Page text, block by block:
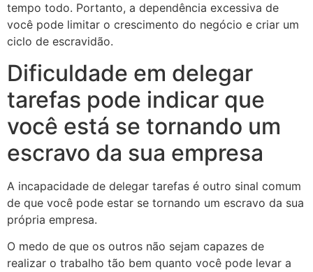
tempo todo. Portanto, a dependência excessiva de
você pode limitar o crescimento do negócio e criar um
ciclo de escravidão.
Dificuldade em delegar
tarefas pode indicar que
você está se tornando um
escravo da sua empresa
A incapacidade de delegar tarefas é outro sinal comum
de que você pode estar se tornando um escravo da sua
própria empresa.
O medo de que os outros não sejam capazes de
realizar o trabalho tão bem quanto você pode levar a